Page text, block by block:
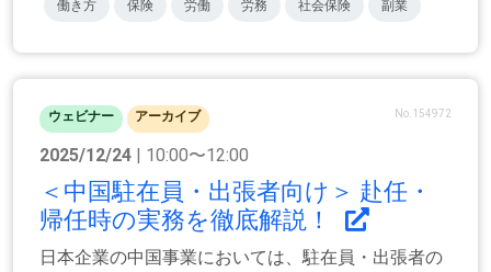
働き方 保険 労働 労務 社会保険 副業
ウェビナー アーカイブ No.154972
2025/12/24 | 10:00〜12:00
＜中国駐在員・出張者向け＞ 赴任・
帰任時の実務を徹底解説！
日本企業の中国事業においては、駐在員・出張者の